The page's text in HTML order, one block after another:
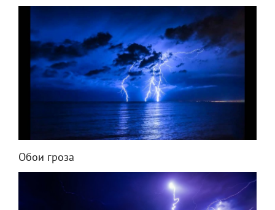
Обои гроза